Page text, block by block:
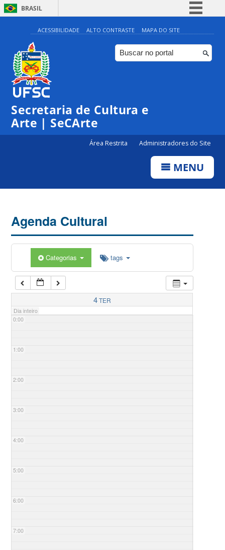
BRASIL
Simplifique!
Comunica BR
Participe
ACESSIBILIDADE ALTO CONTRASTE MAPA DO SITE
Secretaria de Cultura e
Arte | SeCArte
Área Restrita Administradores do Site
MENU
Agenda Cultural
Categorias tags
4TER
Dia inteiro
0:00
1:00
2:00
3:00
4:00
5:00
6:00
7:00